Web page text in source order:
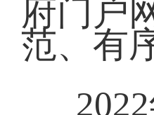
府门户
范、有